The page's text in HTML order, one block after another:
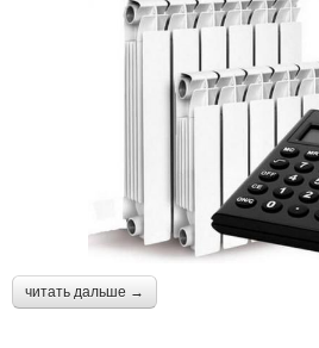
читать дальше →